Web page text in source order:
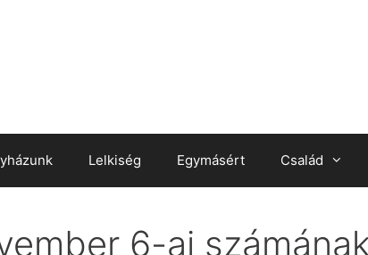
Lelkiség Egymásért Család
6-ai